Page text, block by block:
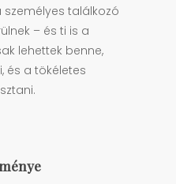
személyes találkozó
– és ti is a
lehettek benne,
és a tökéletes